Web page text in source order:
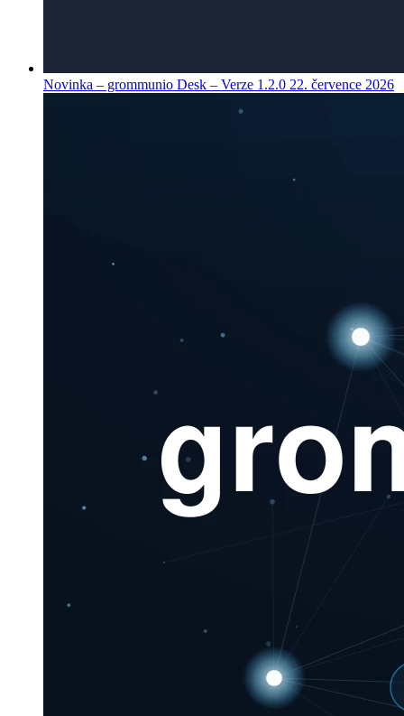
Novinka – grommunio Desk – Verze 1.2.0 22. července 2026